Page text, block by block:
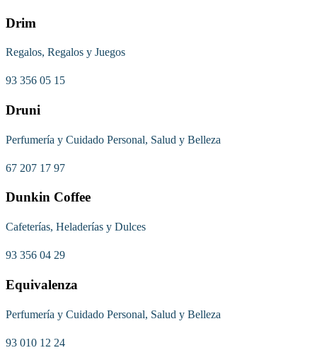
Drim
Regalos, Regalos y Juegos
93 356 05 15
Druni
Perfumería y Cuidado Personal, Salud y Belleza
67 207 17 97
Dunkin Coffee
Cafeterías, Heladerías y Dulces
93 356 04 29
Equivalenza
Perfumería y Cuidado Personal, Salud y Belleza
93 010 12 24